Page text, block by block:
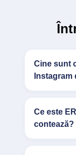
Cine sunt
Instagram
Ce este
contează?